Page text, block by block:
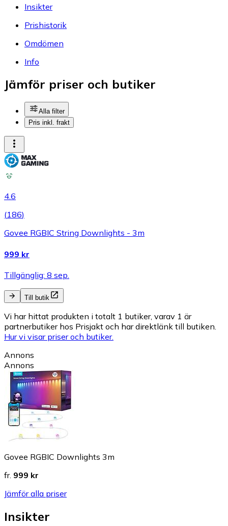
Insikter
Prishistorik
Omdömen
Info
Jämför priser och butiker
Alla filter
Pris inkl. frakt
4.6
(186)
Govee RGBIC String Downlights - 3m
999 kr
Tillgänglig: 8 sep.
Till butik
Vi har hittat produkten i totalt 1 butiker, varav 1 är
partnerbutiker hos Prisjakt och har direktlänk till butiken.
Hur vi visar priser och butiker.
Annons
Annons
Govee RGBIC Downlights 3m
fr. 999 kr
Jämför alla priser
Insikter